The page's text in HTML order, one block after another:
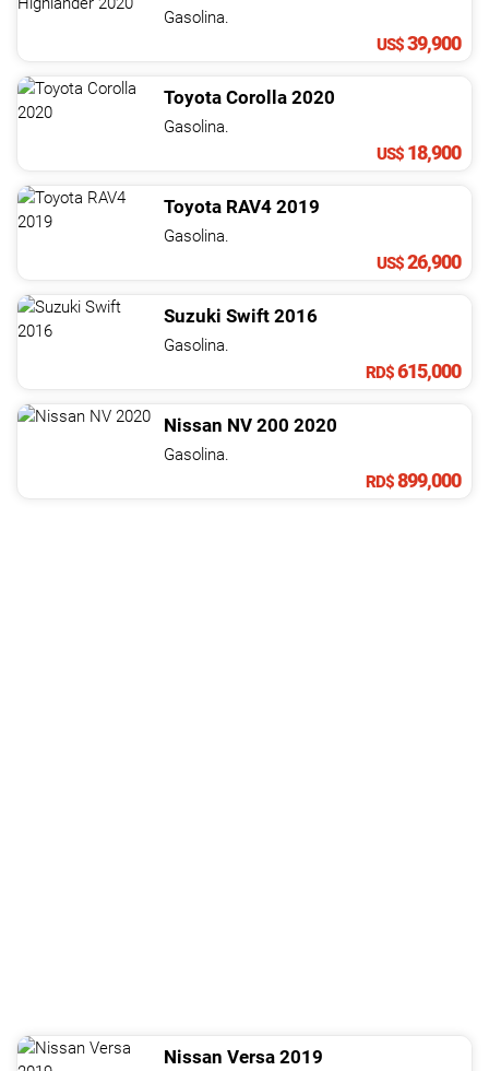
Gasolina.
US$39,900
Toyota Corolla 2020
Gasolina.
US$ 18,900
Toyota RAV4 2019
Gasolina.
US$26,900
Suzuki Swift 2016
Gasolina.
RD$615,000
Nissan NV 200 2020
Gasolina.
RD$899,000
Nissan Versa 2019